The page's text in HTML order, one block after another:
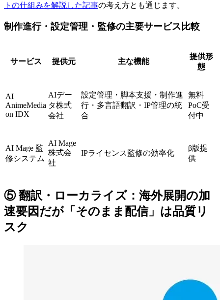
トの仕組みを解説した記事の考え方とも通じます。
制作進行・設定管理・監修の主要サービス比較
サービス 提供元 主な機能
提供形
態
AI
AnimeMedia
on IDX
AIデー
タ株式
会社
設定管理・脚本支援・制作進
行・多言語翻訳・IP管理の統
合
無料
PoC受
付中
AI Mage 監
修システム
AI Mage
株式会
社
IPライセンス監修の効率化
β版提
供
⑤ 翻訳・ローカライズ：海外展開の加
速要因だが「そのまま配信」は品質リ
スク